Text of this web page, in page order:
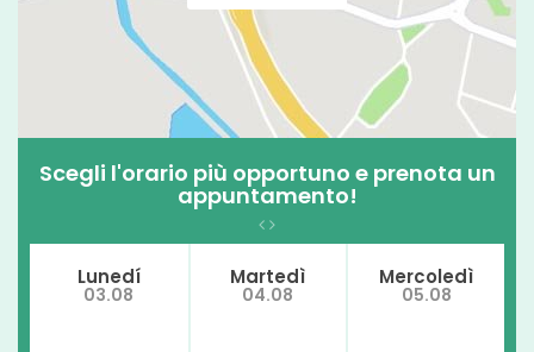
Diabete mellito di tipo
Fenilchetonuria
Malattie cardiovascolari
iperlipoproteinemia
Dismenorrea
Bruciore di stomaco
Scegli l'orario più opportuno e prenota un
appuntamento!
Lunedí
03.08
Martedì
04.08
Mercoledì
05.08